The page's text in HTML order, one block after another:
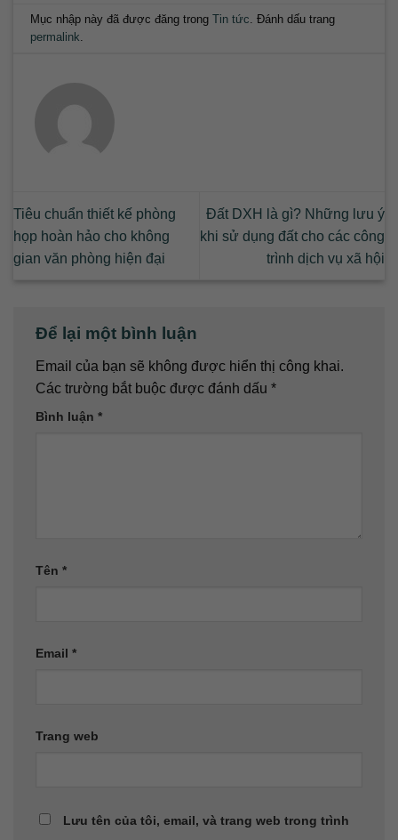
Mục nhập này đã được đăng trongTin tức . Đánh dấu trang
permalink
Tiêu chuẩn thiết kế phòng
họp hoàn hảo cho không
gian văn phòng hiện đại
Đất DXH là gì? Những lưu ý
khi sử dụng đất cho các công
trình dịch vụ xã hội
Để lại một bình luận
Email của bạn sẽ không được hiển thị công khai.
Các trường bắt buộc được đánh dấu *
Bình luận *
Tên *
Email *
Trang web
Lưu tên của tôi, email, và trang web trong trình